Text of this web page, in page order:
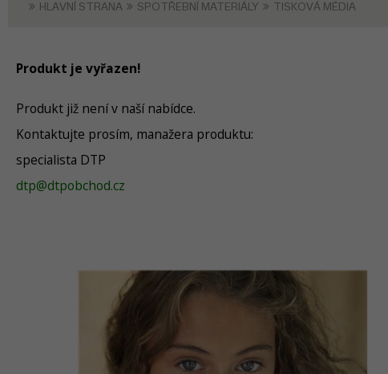
HLAVNÍ STRANA SPOTŘEBNÍ MATERIÁLY TISKOVÁ MÉDIA
Produkt je vyřazen!
Produkt již není v naší nabídce.
Kontaktujte prosím, manažera produktu:
specialista DTP
dtp@dtpobchod.cz